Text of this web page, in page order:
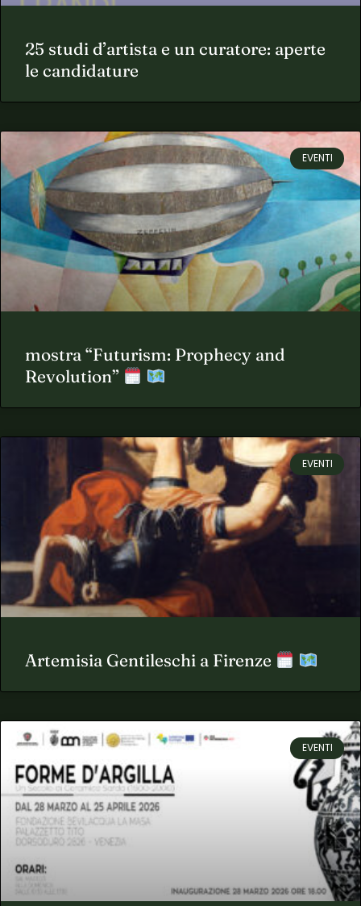
25 studi d’artista e un curatore: aperte
le candidature
EVENTI
mostra “Futurism: Prophecy and
Revolution”
EVENTI
Artemisia Gentileschi a Firenze
EVENTI